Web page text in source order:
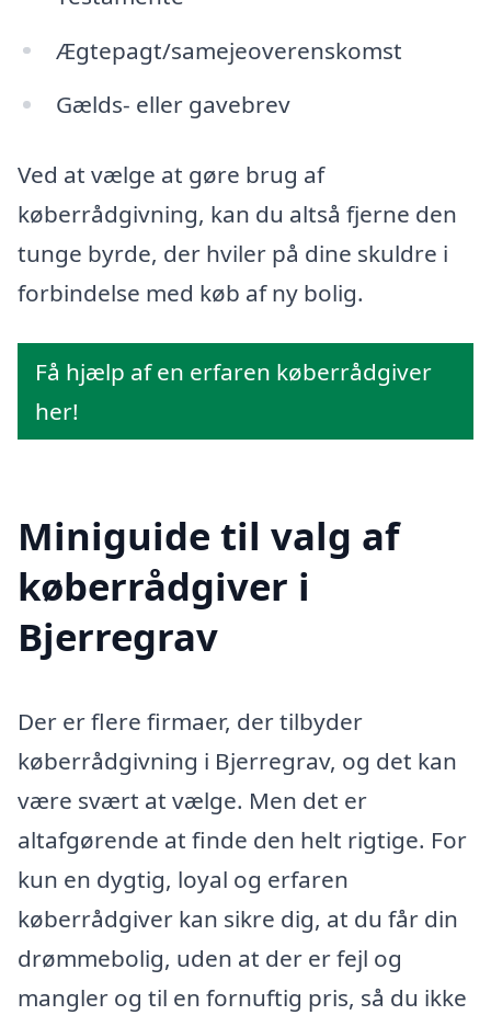
Ægtepagt/samejeoverenskomst
Gælds- eller gavebrev
Ved at vælge at gøre brug af
køberrådgivning, kan du altså fjerne den
tunge byrde, der hviler på dine skuldre i
forbindelse med køb af ny bolig.
Få hjælp af en erfaren køberrådgiver
her!
Miniguide til valg af
køberrådgiver i
Bjerregrav
Der er flere firmaer, der tilbyder
køberrådgivning i Bjerregrav, og det kan
være svært at vælge. Men det er
altafgørende at finde den helt rigtige. For
kun en dygtig, loyal og erfaren
køberrådgiver kan sikre dig, at du får din
drømmebolig, uden at der er fejl og
mangler og til en fornuftig pris, så du ikke